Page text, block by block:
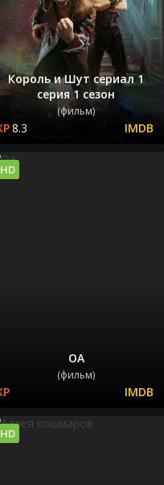
Король и Шут сериал 1
серия 1 сезон
(фильм)
8.3
ОА
(фильм)
HD
HD